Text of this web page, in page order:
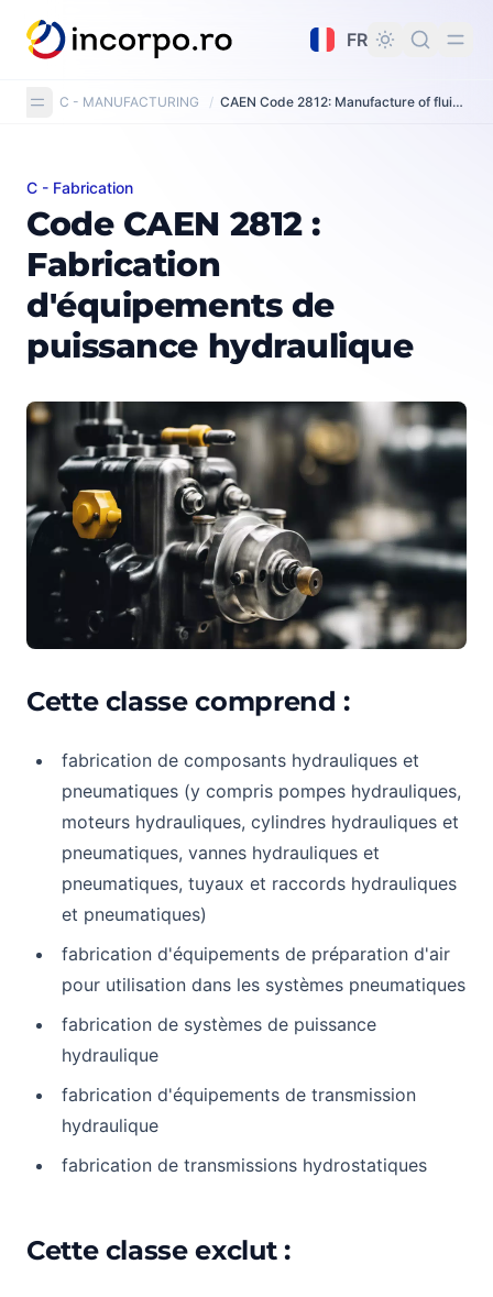
principal
FR
C - MANUFACTURING / CAEN Code 2812: Manufacture of fluid power equipment
Code CAEN 2812 : Fabrication d'équipements de
C - Fabrication
Code CAEN 2812 :
Fabrication
d'équipements de
puissance hydraulique
Cette classe comprend :
fabrication de composants hydrauliques et
pneumatiques (y compris pompes hydrauliques,
moteurs hydrauliques, cylindres hydrauliques et
pneumatiques, vannes hydrauliques et
pneumatiques, tuyaux et raccords hydrauliques
et pneumatiques)
fabrication d'équipements de préparation d'air
pour utilisation dans les systèmes pneumatiques
fabrication de systèmes de puissance
hydraulique
fabrication d'équipements de transmission
hydraulique
fabrication de transmissions hydrostatiques
Cette classe exclut :